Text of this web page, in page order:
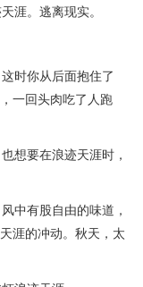
涯。逃离现实。
时你从后面抱住了
一回头肉吃了人跑
想要在浪迹天涯时，
中有股自由的味道，
涯的冲动。秋天，太